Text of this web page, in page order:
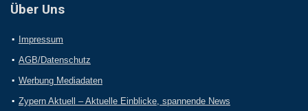
Über Uns
Impressum
AGB/Datenschutz
Werbung Mediadaten
Zypern Aktuell – Aktuelle Einblicke, spannende News